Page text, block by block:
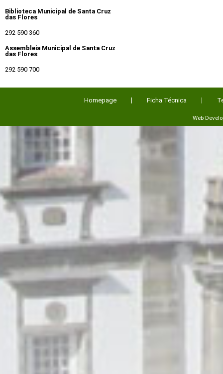
Biblioteca Municipal de Santa Cruz
das Flores
292 590 360
Assembleia Municipal de Santa Cruz
das Flores
292 590 700
Homepage Ficha Técnica
Web